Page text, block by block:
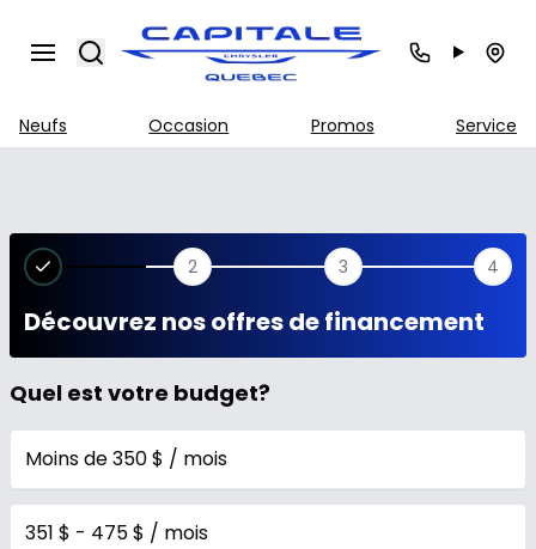
Search
Neufs Occasion Promos Service
2 3 4
Découvrez nos offres de financement
Quel est votre budget?
Moins de 350 $ / mois
351 $ - 475 $ / mois